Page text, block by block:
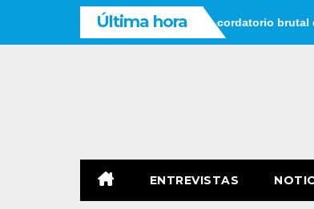
Última hora
que tienes tiempo: un recordatorio brutal de que el
ENTREVISTAS